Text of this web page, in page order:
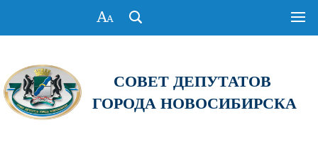
СОВЕТ ДЕПУТАТОВ
ГОРОДА НОВОСИБИРСКА